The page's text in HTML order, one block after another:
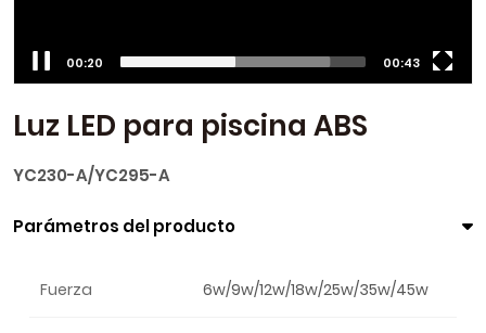
Luz LED para piscina ABS
YC230-A/YC295-A
Parámetros del producto
Fuerza 6w/9w/12w/18w/25w/35w/45w
00:22 00:43